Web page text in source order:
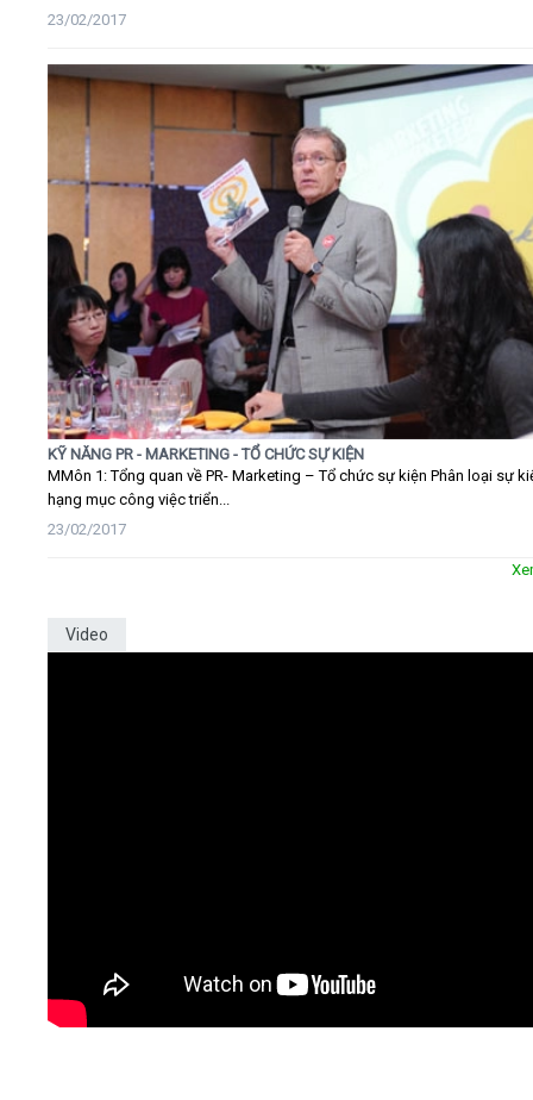
23/02/2017
KỸ NĂNG PR - MARKETING - TỔ CHỨC SỰ KIỆN
MMôn 1: Tổng quan về PR- Marketing – Tổ chức sự kiện Phân loại sự
hạng mục công việc triển...
23/02/2017
Video